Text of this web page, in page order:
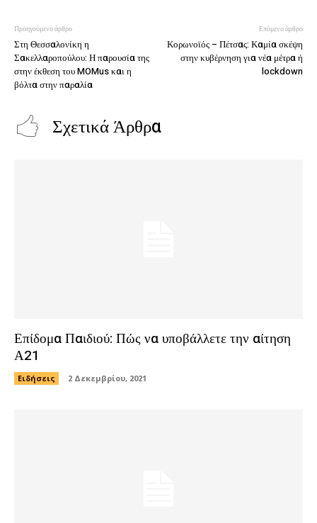
Προηγούμενο άρθρο
Στη Θεσσαλονίκη η
Σακελλαροπούλου: Η παρουσία της
στην έκθεση του MOMus και η
βόλτα στην παραλία
Επόμενο άρθρο
Κορωνοϊός – Πέτσας: Καμία σκέψη
στην κυβέρνηση για νέα μέτρα ή
lockdown
Σχετικά Άρθρα
Επίδομα Παιδιού: Πώς να υποβάλλετε την αίτηση
Α21
Ειδήσεις 2 Δεκεμβρίου, 2021